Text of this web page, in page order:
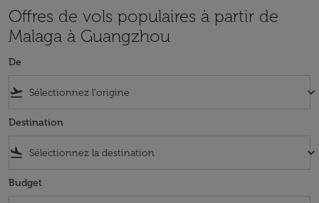
Offres de vols populaires à partir de
Malaga à Guangzhou
De
flight_takeoff keyboard_arrow_down
Destination
flight_land keyboard_arrow_down
Budget